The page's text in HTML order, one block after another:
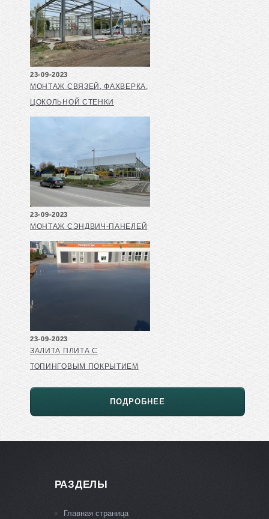
23-09-2023
МОНТАЖ СВЯЗЕЙ, ФАХВЕРКА,
ЦОКОЛЬНОЙ СТЕНКИ
23-09-2023
МОНТАЖ СЭНДВИЧ-ПАНЕЛЕЙ
23-09-2023
ЗАЛИТА ПЛИТА С
ТОПИНГОВЫМ ПОКРЫТИЕМ
ПОДРОБНЕЕ
РАЗДЕЛЫ
Главная страница